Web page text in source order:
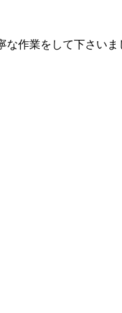
な作業をして下さいま